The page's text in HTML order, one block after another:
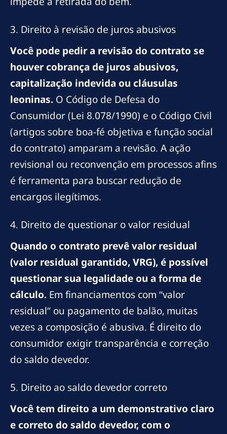
3. Direito à revisão de juros abusivos
Você pode pedir a revisão do contrato se
houver cobrança de juros abusivos,
capitalização indevida ou cláusulas
leoninas. O Código de Defesa do
Consumidor (Lei 8.078/1990) e o Código Civil
(artigos sobre boa-fé objetiva e função social
do contrato) amparam a revisão. A ação
revisional ou reconvenção em processos afins
é ferramenta para buscar redução de
encargos ilegítimos.
4. Direito de questionar o valor residual
Quando o contrato prevê valor residual
(valor residual garantido, VRG), é possível
questionar sua legalidade ou a forma de
cálculo. Em financiamentos com “valor
residual” ou pagamento de balão, muitas
vezes a composição é abusiva. É direito do
consumidor exigir transparência e correção
do saldo devedor.
5. Direito ao saldo devedor correto
Você tem direito a um demonstrativo claro
e correto do saldo devedor, com o